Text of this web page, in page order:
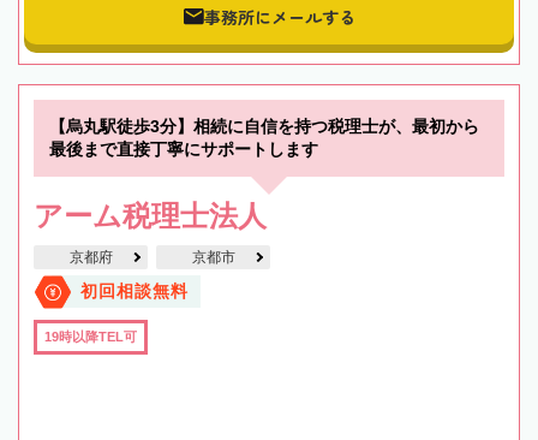
事務所にメールする
【烏丸駅徒歩3分】相続に自信を持つ税理士が、最初から
最後まで直接丁寧にサポートします
アーム税理士法人
京都府 京都市
初回相談無料
19時以降TEL可